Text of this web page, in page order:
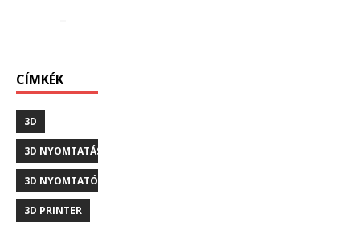
CÍMKÉK
3D
3D NYOMTATÁS
3D NYOMTATÓ
3D PRINTER